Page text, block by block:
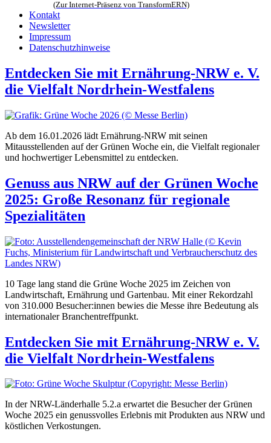
(Zur Internet-Präsenz von TransformERN)
Kontakt
Newsletter
Impressum
Datenschutzhinweise
Entdecken Sie mit Ernährung-NRW e. V.
die Vielfalt Nordrhein-Westfalens
Ab dem 16.01.2026 lädt Ernährung-NRW mit seinen
Mitausstellenden auf der Grünen Woche ein, die Vielfalt regionaler
und hochwertiger Lebensmittel zu entdecken.
Genuss aus NRW auf der Grünen Woche
2025: Große Resonanz für regionale
Spezialitäten
10 Tage lang stand die Grüne Woche 2025 im Zeichen von
Landwirtschaft, Ernährung und Gartenbau. Mit einer Rekordzahl
von 310.000 Besucher:innen bewies die Messe ihre Bedeutung als
internationaler Branchentreffpunkt.
Entdecken Sie mit Ernährung-NRW e. V.
die Vielfalt Nordrhein-Westfalens
In der NRW-Länderhalle 5.2.a erwartet die Besucher der Grünen
Woche 2025 ein genussvolles Erlebnis mit Produkten aus NRW und
köstlichen Verkostungen.